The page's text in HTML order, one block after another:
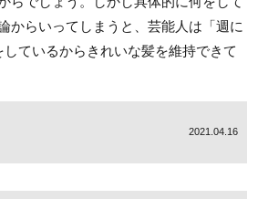
からいってしまうと、芸能人は「週に
ているからきれいな髪を維持できて
2021.04.16